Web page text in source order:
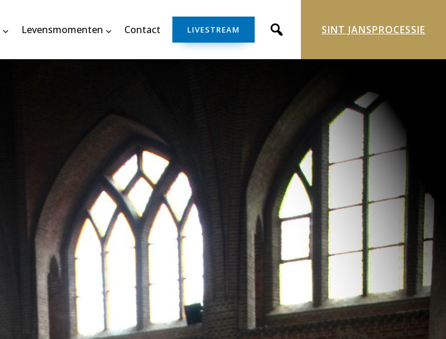
Levensmomenten Contact LIVESTREAM SINT JANSPROCESSIE